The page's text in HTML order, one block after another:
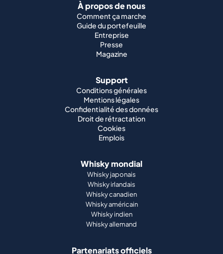
À propos de nous
Comment ça marche
Guide du portefeuille
Entreprise
Presse
Magazine
Support
Conditions générales
Mentions légales
Confidentialité des données
Droit de rétractation
Cookies
Emplois
Whisky mondial
Whisky japonais
Whisky irlandais
Whisky canadien
Whisky américain
Whisky indien
Whisky allemand
Partenariats officiels